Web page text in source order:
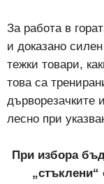
За работа в
и доказано
тежки товари,
това са
дърворезачките
лесно при
При избора